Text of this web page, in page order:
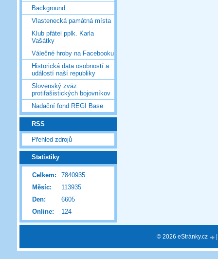
Background
Vlastenecká památná místa
Klub přátel pplk. Karla
Vašátky
Válečné hroby na Facebooku
Historická data osobností a
událostí naší republiky
Slovenský zväz
protifašistických bojovníkov
Nadační fond REGI Base
RSS
Přehled zdrojů
Statistiky
Online: 124
Celkem:
7840935
Měsíc:
113935
Den:
6605
© 2026 eStránky.cz